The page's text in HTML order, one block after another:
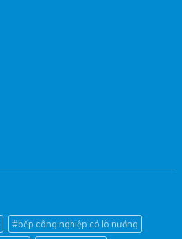
#bếp công nghiệp có lò nướng